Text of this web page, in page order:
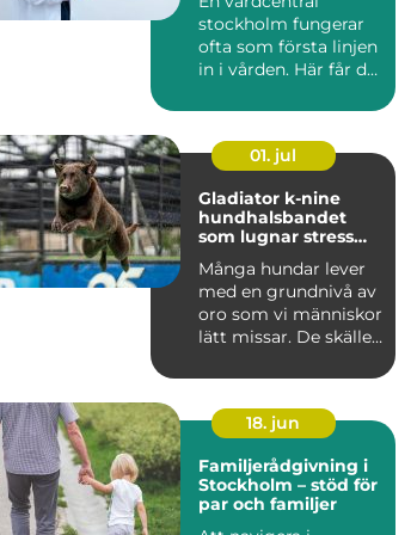
stockholm fungerar
ofta som första linjen
in i vården. Här får du
01. jul
Gladiator k-nine
hundhalsbandet
som lugnar stress
Många hundar lever
med en grundnivå av
oro som vi människor
lätt missar. De skäller
18. jun
Familjerådgivning i
Stockholm – stöd för
par och familjer